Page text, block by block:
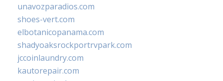
unavozparadios.com
shoes-vert.com
elbotanicopanama.com
shadyoaksrockportrvpark.com
jccoinlaundry.com
kautorepair.com